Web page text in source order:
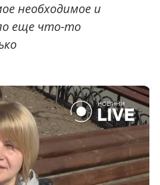
необходимое и
еще что-то